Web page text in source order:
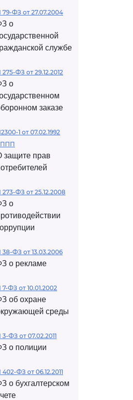
79-ФЗ от 27.07.2004
о
службе
275-ФЗ от 29.12.2012
о
заказе
1 от 07.02.1992
защите прав
273-ФЗ от 25.12.2008
о
38-ФЗ от 13.03.2006
о рекламе
7-ФЗ от 10.01.2002
об охране
среды
3-ФЗ от 07.02.2011
о полиции
402-ФЗ от 06.12.2011
о бухгалтерском